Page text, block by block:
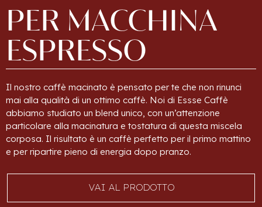
PER MACCHINA
ESPRESSO
Il nostro caffè macinato è pensato per te che non rinunci
mai alla qualità di un ottimo caffè. Noi di Essse Caffè
abbiamo studiato un blend unico, con un’attenzione
particolare alla macinatura e tostatura di questa miscela
corposa. Il risultato è un caffè perfetto per il primo mattino
e per ripartire pieno di energia dopo pranzo.
VAI AL PRODOTTO